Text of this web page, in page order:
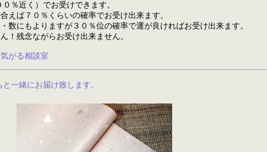
％近く）でお受けできます。
えば７０％くらいの確率でお受け出来ます。
数にもよりますが３０％位の確率で運が良ければお受け出来ます。
！残念ながらお受け出来ません。
がる相談室
一緒にお届け致します。